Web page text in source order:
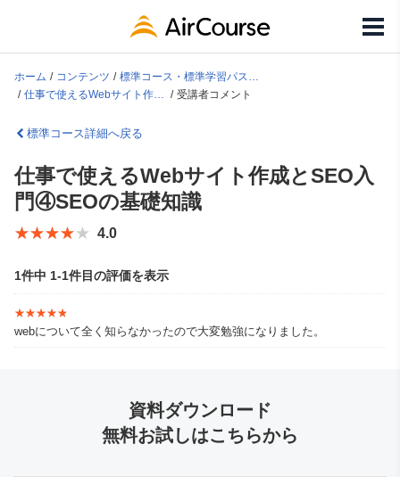
ホーム コンテンツ
標準コース・標準学習パス一覧
仕事で使えるWebサイト作成とSEO入門④SEOの基礎知識
受講者コメント
標準コース詳細へ戻る
仕事で使えるWebサイト作成とSEO入
門④SEOの基礎知識
★★★★★
★★★★★ 4.0
1件中 1-1件目の評価を表示
★★★★★
★★★★★
webについて全く知らなかったので大変勉強になりました。
資料ダウンロード
無料お試しはこちらから